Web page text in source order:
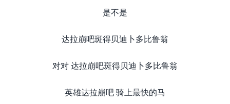
是不是
达拉崩吧斑得贝迪卜多比鲁翁
对对 达拉崩吧斑得贝迪卜多比鲁翁
英雄达拉崩吧 骑上最快的马